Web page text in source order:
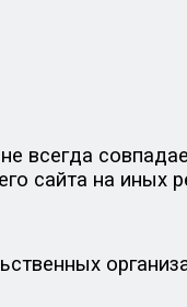
сайта на иных